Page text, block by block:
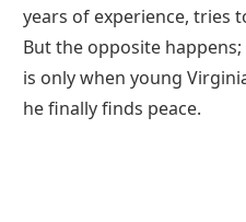
years of experience, tries
But the opposite
is only when young
he ﬁnally ﬁnds peace.